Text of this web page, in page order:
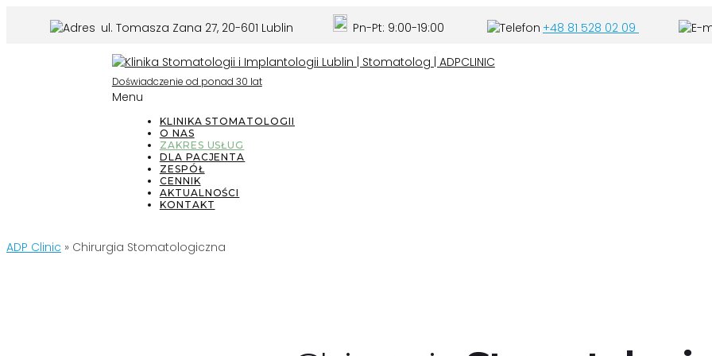
ul. Tomasza Zana 27, 20-601 Lublin Pn-Pt: 9:00-19:00 +48 81 528 02 09
Doświadczenie od ponad 30 lat
Menu
KLINIKA STOMATOLOGII
O NAS
ZAKRES USŁUG
DLA PACJENTA
ZESPÓŁ
CENNIK
AKTUALNOŚCI
KONTAKT
ADP Clinic » Chirurgia Stomatologiczna